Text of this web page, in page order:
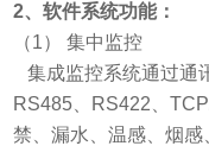
2、软件系统功能：
（1）集中监控
集成监控系统通过通
RS485、RS422、
禁、漏水、温感、烟